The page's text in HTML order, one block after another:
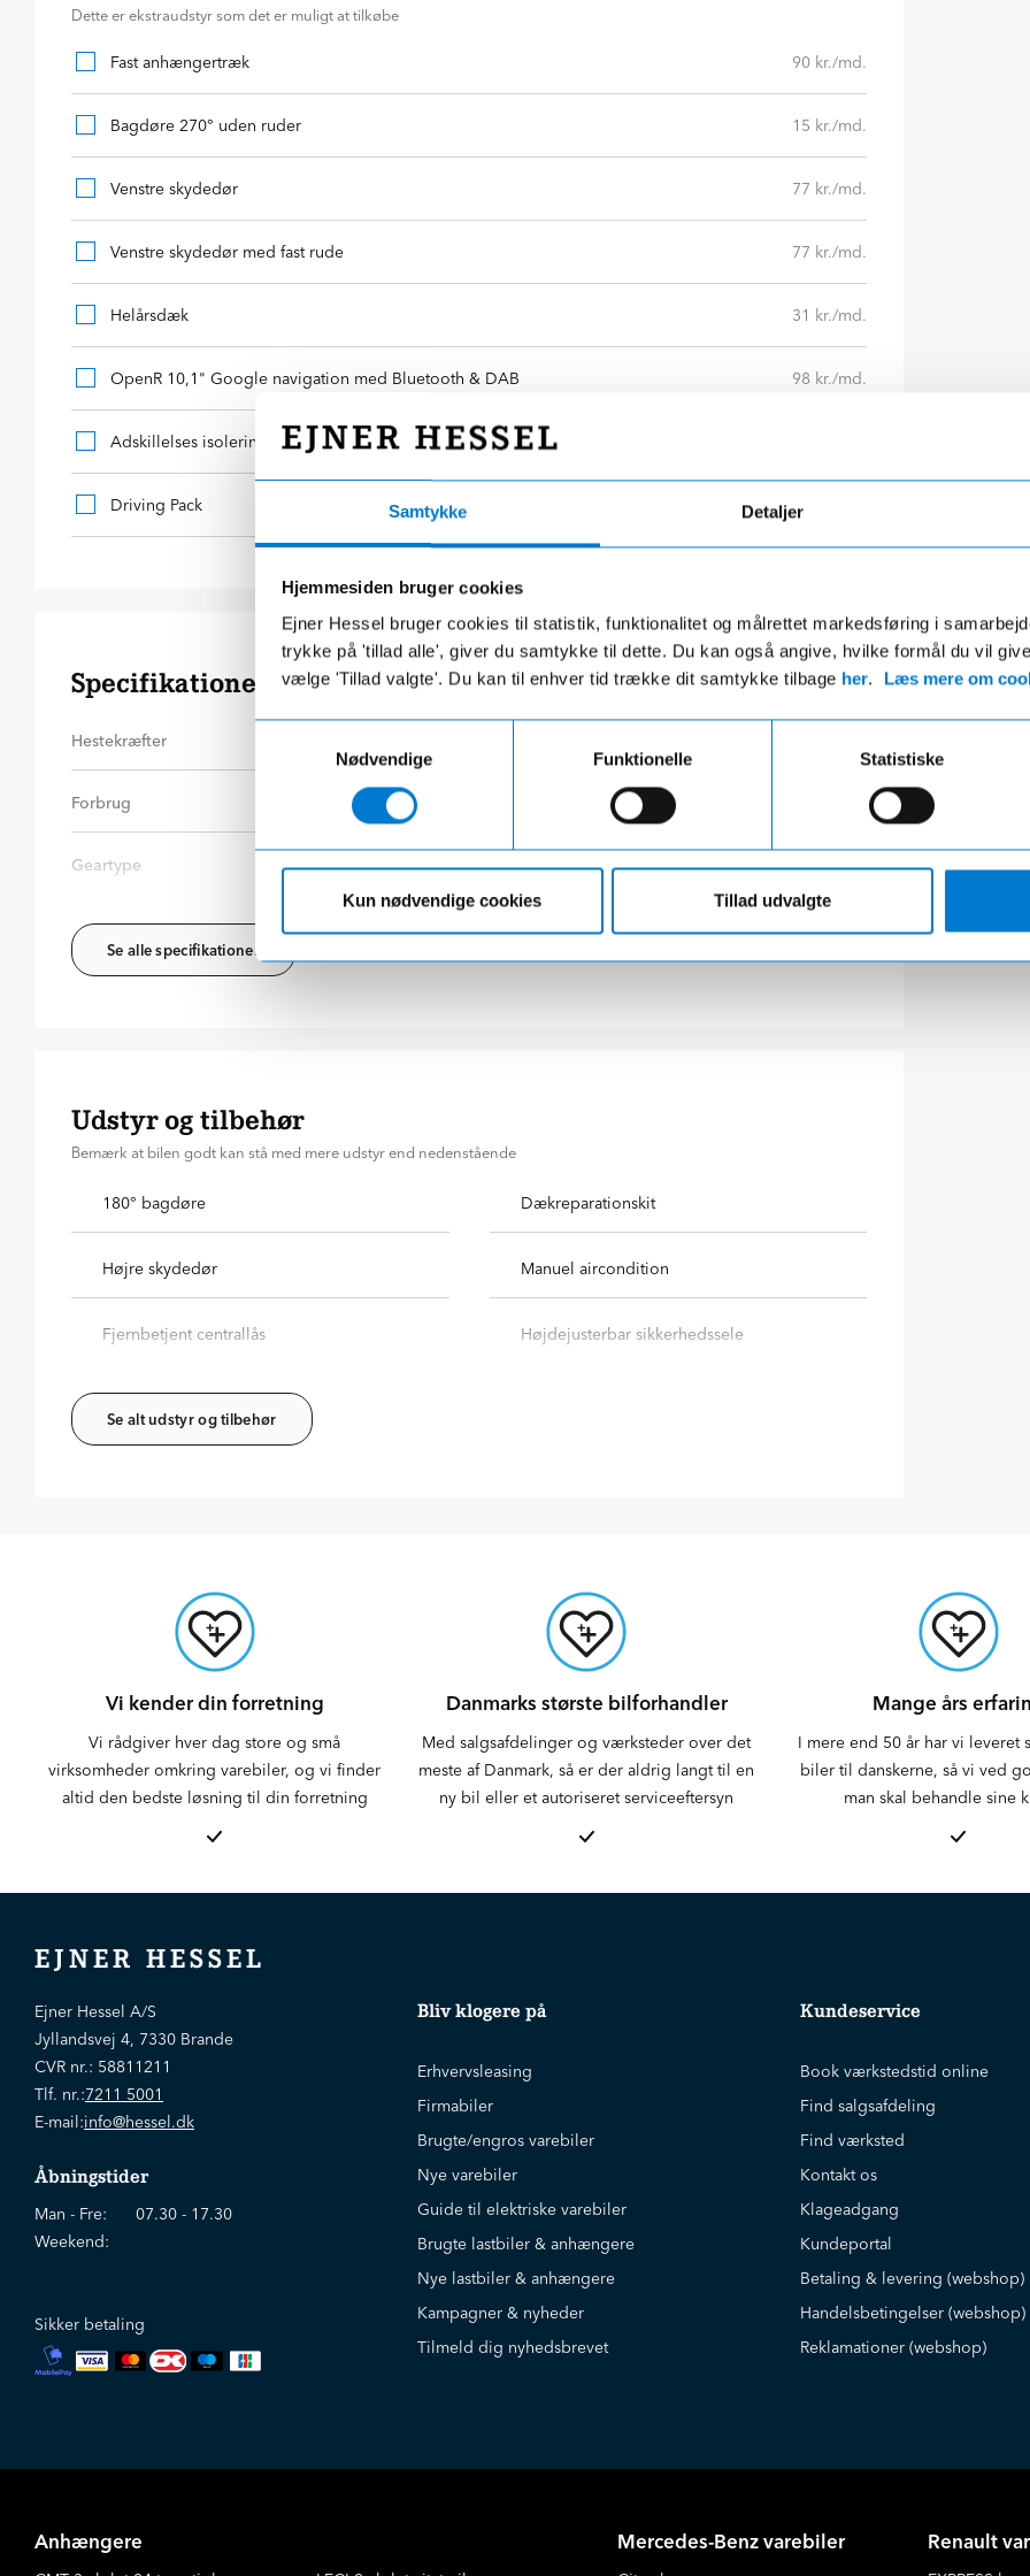
Samtykke Detaljer
Hjemmesiden bruger cookies
Ejner Hessel bruger cookies til statistik, funktionalitet og målrettet markedsføring i
trykke på 'tillad alle', giver du samtykke til dette. Du kan også angive, hvilke formål du vil
vælge 'Tillad valgte'. Du kan til enhver tid trække dit samtykke tilbage her. Læs mere om
Nødvendige
Funktionelle Statistiske
Kun nødvendige cookies Tillad udvalgte
Dette er ekstraudstyr som det er muligt at tilkøbe
Fast anhængertræk 90 kr./md.
Bagdøre 270° uden ruder 15 kr./md.
Venstre skydedør 77 kr./md.
Venstre skydedør med fast rude 77 kr./md.
Helårsdæk 31 kr./md.
OpenR 10,1" Google navigation med Bluetooth & DAB 98 kr./md.
Adskillelses isolering
Driving Pack 20 kr./md.
Specifikationer
Hestekræfter
Forbrug 13,2 km/l Trækvægt (max.)
Geartype Automatgear Nyttelast 1.092 kg
Se alle specifikationer
Udstyr og tilbehør
Bemærk at bilen godt kan stå med mere udstyr end nedenstående
180° bagdøre Dækreparationskit
Højre skydedør Manuel aircondition
Fjernbetjent centrallås Højdejusterbar sikkerhedssele
Se alt udstyr og tilbehør
Vi kender din forretning
Vi rådgiver hver dag store og små
virksomheder omkring varebiler, og vi finder
altid den bedste løsning til din forretning
Danmarks største bilforhandler
Med salgsafdelinger og værksteder over det
meste af Danmark, så er der aldrig langt til en
ny bil eller et autoriseret serviceeftersyn
Mange års
I mere end 50 år har vi leveret
biler til danskerne, så vi ved
man skal behandle sine
EJNER HESSEL
Ejner Hessel A/S
Jyllandsvej 4, 7330 Brande
CVR nr.: 58811211
Tlf. nr.:7211 5001
E-mail:info@hessel.dk
Åbningstider
Man - Fre:
07.30 - 17.30
Weekend:
Sikker betaling
Bliv klogere på
Erhvervsleasing
Firmabiler
Brugte/engros varebiler
Nye varebiler
Guide til elektriske varebiler
Brugte lastbiler & anhængere
Nye lastbiler & anhængere
Kampagner & nyheder
Tilmeld dig nyhedsbrevet
Kundeservice
Book værkstedstid online
Find salgsafdeling
Find værksted
Kontakt os
Klageadgang
Kundeportal
Betaling & levering (webshop)
Handelsbetingelser (webshop)
Reklamationer (webshop)
Anhængere Mercedes-Benz varebiler Renault